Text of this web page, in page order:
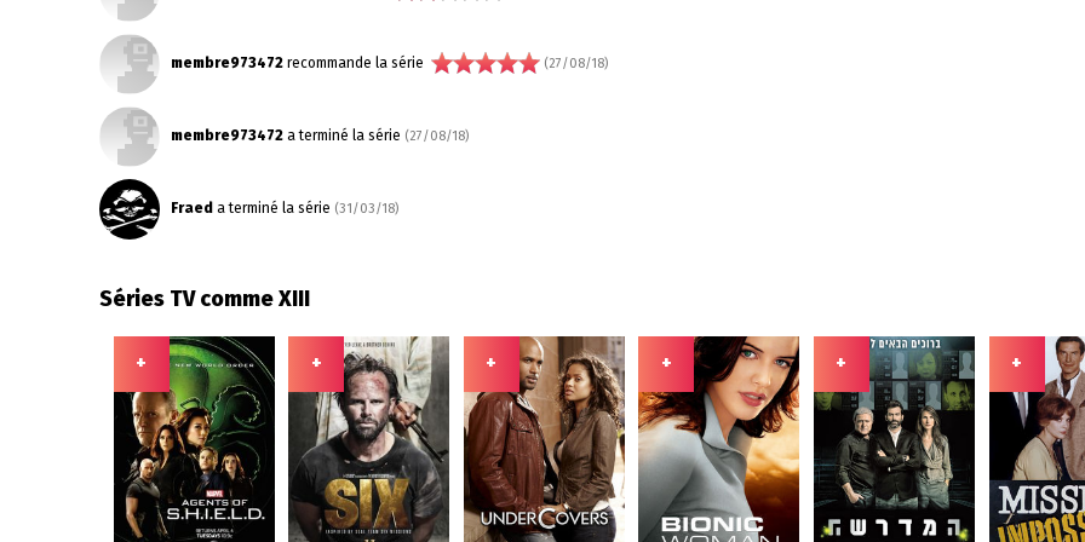
membre973472 recommande la série (27/08/18)
membre973472 a terminé la série (27/08/18)
Fraed a terminé la série (31/03/18)
Séries TV comme XIII
+ + + + + +